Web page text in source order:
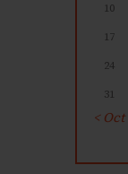
10
17
24
31
« Oct